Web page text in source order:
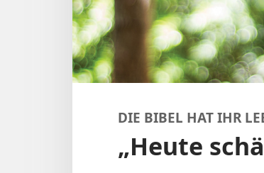
DIE BIBEL HAT IHR
„Heute